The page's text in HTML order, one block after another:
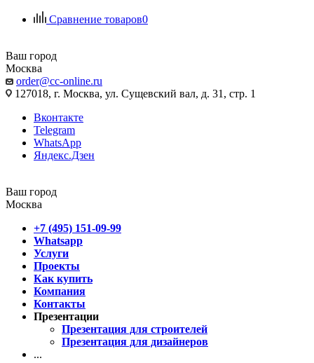
Сравнение товаров0
Ваш город
Москва
order@cc-online.ru
127018, г. Москва, ул. Сущевский вал, д. 31, стр. 1
Вконтакте
Telegram
WhatsApp
Яндекс.Дзен
Ваш город
Москва
+7 (495) 151-09-99
Whatsapp
Услуги
Проекты
Как купить
Компания
Контакты
Презентации
Презентация для строителей
Презентация для дизайнеров
...